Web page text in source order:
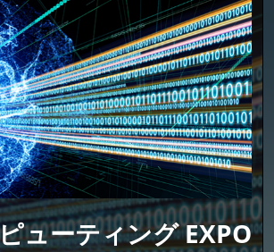
ューティング EXPO